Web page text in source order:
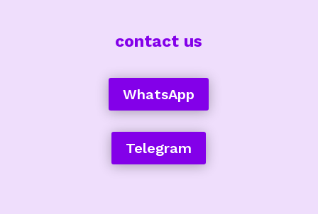
contact us
WhatsApp
Telegram